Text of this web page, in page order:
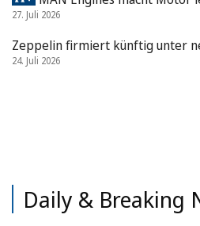
27. Juli 2026
Zeppelin firmiert künftig unter
24. Juli 2026
Daily & Breaking